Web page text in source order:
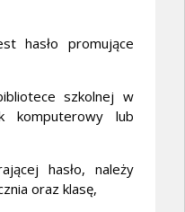
hasło promujące
szkolnej w
komputerowy lub
hasło, należy
oraz klasę,